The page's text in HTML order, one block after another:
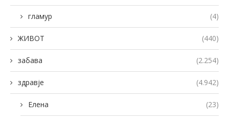
гламур (4)
ЖИВОТ (440)
забава (2.254)
здравје (4.942)
Елена (23)